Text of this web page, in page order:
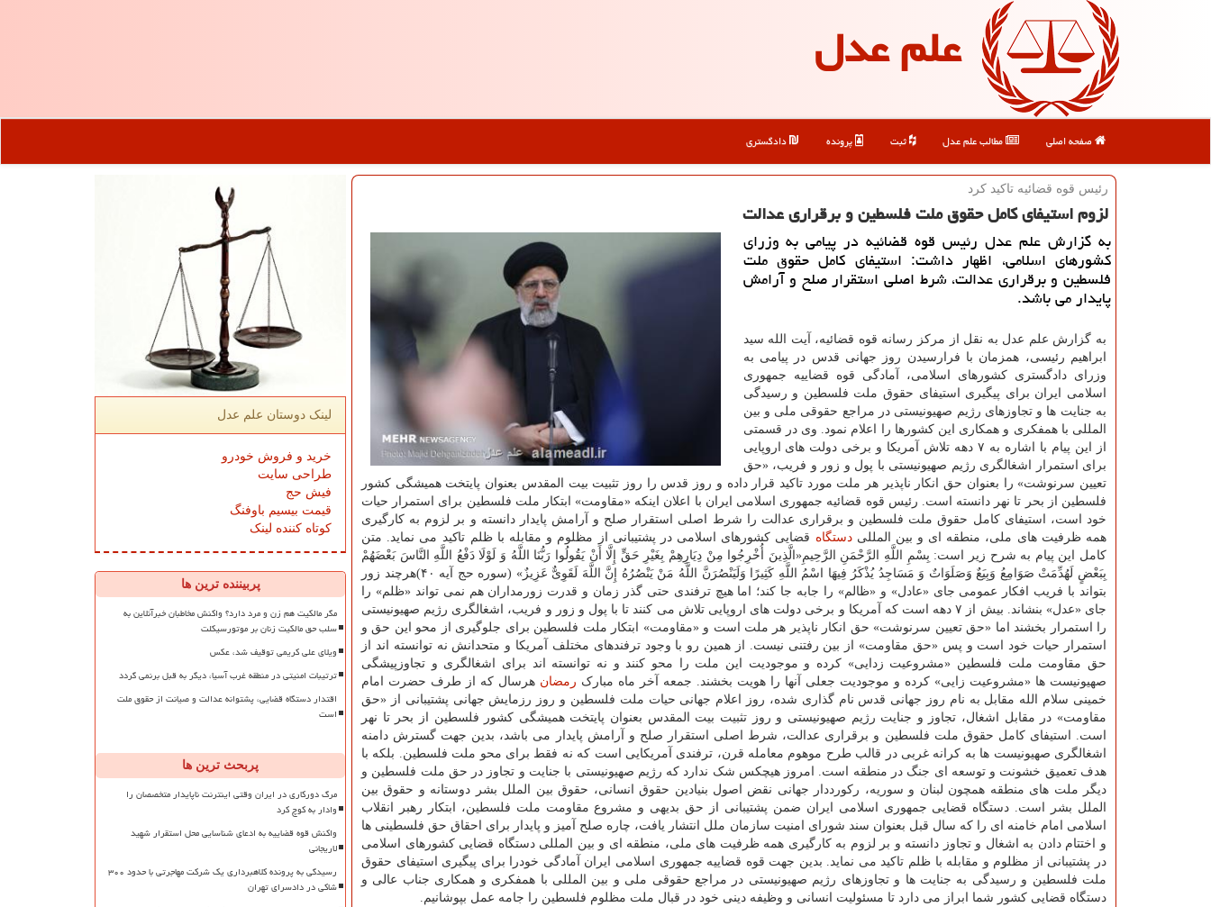
علم عدل
صفحه اصلی مطالب علم عدل ثبت پرونده دادگستری
رئیس قوه قضائیه تاكید كرد
لزوم استیفای كامل حقوق ملت فلسطین و برقراری عدالت
به گزارش علم عدل رئیس قوه قضائیه در پیامی به وزرای
كشورهای اسلامی، اظهار داشت: استیفای كامل حقوق ملت
فلسطین و برقراری عدالت، شرط اصلی استقرار صلح و آرامش
پایدار می باشد.
به گزارش علم عدل به نقل از مرکز رسانه قوه قضائیه، آیت الله سید
ابراهیم رئیسی، همزمان با فرارسیدن روز جهانی قدس در پیامی به
وزرای دادگستری کشورهای اسلامی، آمادگی قوه قضاییه جمهوری
اسلامی ایران برای پیگیری استیفای حقوق ملت فلسطین و رسیدگی
به جنایت ها و تجاوزهای رژیم صهیونیستی در مراجع حقوقی ملی و بین
المللی با همفکری و همکاری این کشورها را اعلام نمود. وی در قسمتی
از این پیام با اشاره به ۷ دهه تلاش آمریکا و برخی دولت های اروپایی
برای استمرار اشغالگری رژیم صهیونیستی با پول و زور و فریب، «حق
تعیین سرنوشت» را بعنوان حق انکار ناپذیر هر ملت مورد تاکید قرار داده و روز قدس را روز تثبیت بیت المقدس بعنوان پایتخت همیشگی کشور
فلسطین از بحر تا نهر دانسته است. رئیس قوه قضائیه جمهوری اسلامی ایران با اعلان اینکه «مقاومت» ابتکار ملت فلسطین برای استمرار حیات
خود است، استیفای کامل حقوق ملت فلسطین و برقراری عدالت را شرط اصلی استقرار صلح و آرامش پایدار دانسته و بر لزوم به کارگیری
همه ظرفیت های ملی، منطقه ای و بین المللیدستگاه قضایی کشورهای اسلامی در پشتیبانی از مظلوم و مقابله با ظلم تاکید می نماید. متن
کامل این پیام به شرح زیر است: بِسْمِ اللَّهِ الرَّحْمَنِ الرَّحِیمِ«الَّذِینَ أُخْرِجُوا مِنْ دِیَارِهِمْ بِغَیْرِ حَقٍّ إِلَّا أَنْ یَقُولُوا رَبُّنَا اللَّهُ وَ لَوْلَا دَفْعُ اللَّهِ النَّاسَ بَعْضَهُمْ
بِبَعْضٍ لَهُدِّمَتْ صَوَامِعُ وَبِیَعٌ وَصَلَوَاتٌ وَ مَسَاجِدُ یُذْکَرُ فِیهَا اسْمُ اللَّهِ کَثِیرًا وَلَیَنْصُرَنَّ اللَّهُ مَنْ یَنْصُرُهُ إِنَّ اللَّهَ لَقَوِیٌّ عَزِیزٌ» (سوره حج آیه ۴۰)هرچند زور
بتواند با فریب افکار عمومی جای «عادل» و «ظالم» را جابه جا کند؛ اما هیچ ترفندی حتی گذر زمان و قدرت زورمداران هم نمی تواند «ظلم» را
جای «عدل» بنشاند. بیش از ۷ دهه است که آمریکا و برخی دولت های اروپایی تلاش می کنند تا با پول و زور و فریب، اشغالگری رژیم صهیونیستی
را استمرار بخشند اما «حق تعیین سرنوشت» حق انکار ناپذیر هر ملت است و «مقاومت» ابتکار ملت فلسطین برای جلوگیری از محو این حق و
استمرار حیات خود است و پس «حق مقاومت» از بین رفتنی نیست. از همین رو با وجود ترفندهای مختلف آمریکا و متحدانش نه توانسته اند از
حق مقاومت ملت فلسطین «مشروعیت زدایی» کرده و موجودیت این ملت را محو کنند و نه توانسته اند برای اشغالگری و تجاوزپیشگی
صهیونیست ها «مشروعیت زایی» کرده و موجودیت جعلی آنها را هویت بخشند. جمعه آخر ماه مبارک رمضان هرسال که از طرف حضرت امام
خمینی سلام الله مقابل به نام روز جهانی قدس نام گذاری شده، روز اعلام جهانی حیات ملت فلسطین و روز رزمایش جهانی پشتیبانی از «حق
مقاومت» در مقابل اشغال، تجاوز و جنایت رژیم صهیونیستی و روز تثبیت بیت المقدس بعنوان پایتخت همیشگی کشور فلسطین از بحر تا نهر
است. استیفای کامل حقوق ملت فلسطین و برقراری عدالت، شرط اصلی استقرار صلح و آرامش پایدار می باشد، بدین جهت گسترش دامنه
اشغالگری صهیونیست ها به کرانه غربی در قالب طرح موهوم معامله قرن، ترفندی آمریکایی است که نه فقط برای محو ملت فلسطین. بلکه با
هدف تعمیق خشونت و توسعه ای جنگ در منطقه است. امروز هیچکس شک ندارد که رژیم صهیونیستی با جنایت و تجاوز در حق ملت فلسطین و
دیگر ملت های منطقه همچون لبنان و سوریه، رکورددار جهانی نقض اصول بنیادین حقوق انسانی، حقوق بین الملل بشر دوستانه و حقوق بین
الملل بشر است. دستگاه قضایی جمهوری اسلامی ایران ضمن پشتیبانی از حق بدیهی و مشروع مقاومت ملت فلسطین، ابتکار رهبر انقلاب
اسلامی امام خامنه ای را که سال قبل بعنوان سند شورای امنیت سازمان ملل انتشار یافت، چاره صلح آمیز و پایدار برای احقاق حق فلسطینی ها
و اختتام دادن به اشغال و تجاوز دانسته و بر لزوم به کارگیری همه ظرفیت های ملی، منطقه ای و بین المللی دستگاه قضایی کشورهای اسلامی
در پشتیبانی از مظلوم و مقابله با ظلم تاکید می نماید. بدین جهت قوه قضاییه جمهوری اسلامی ایران آمادگی خودرا برای پیگیری استیفای حقوق
ملت فلسطین و رسیدگی به جنایت ها و تجاوزهای رژیم صهیونیستی در مراجع حقوقی ملی و بین المللی با همفکری و همکاری جناب عالی و
دستگاه قضایی کشور شما ابراز می دارد تا مسئولیت انسانی و وظیفه دینی خود در قبال ملت مظلوم فلسطین را جامه عمل بپوشانیم.
لینک دوستان علم عدل
خرید و فروش خودرو
طراحی سایت
فیش حج
قیمت بیسیم باوفنگ
کوتاه کننده لینک
پربیننده ترین ها
مگر مالکیت هم زن و مرد دارد؟ واکنش مخاطبان خبرآنلاین به
سلب حق مالکیت زنان بر موتورسیکلت
ویلای علی کریمی توقیف شد، عکس
ترتیبات امنیتی در منطقه غرب آسیا، دیگر به قبل برنمی گردد
اقتدار دستگاه قضایی، پشتوانه عدالت و صیانت از حقوق ملت
است
پربحث ترین ها
مرگ دورکاری در ایران وقتی اینترنت ناپایدار متخصصان را
وادار به کوچ کرد
واکنش قوه قضاییه به ادعای شناسایی محل استقرار شهید
لاریجانی
رسیدگی به پرونده کلاهبرداری یک شرکت مهاجرتی با حدود ۳۰۰
شاکی در دادسرای تهران